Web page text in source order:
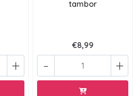
+
tambor
€8,99
+
-